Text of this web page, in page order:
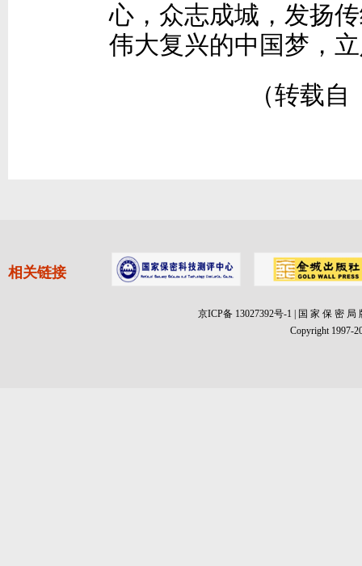
心，众志成城，发扬
伟大复兴的中国梦，
（转载
相关链接
京ICP备 13027392号-1 | 国 家 保 密
Copyright 1997-